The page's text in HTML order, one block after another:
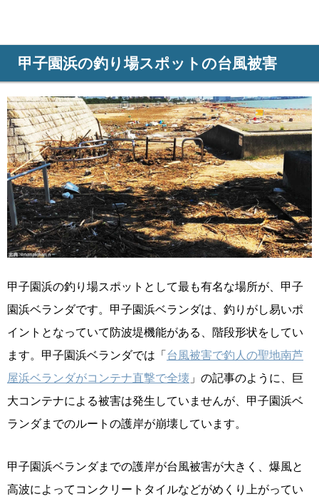
甲子園浜の釣り場スポットの台風被害
甲子園浜の釣り場スポットとして最も有名な場所が、甲子
園浜ベランダです。甲子園浜ベランダは、釣りがし易いポ
イントとなっていて防波堤機能がある、階段形状をしてい
ます。甲子園浜ベランダでは「 台風被害で釣人の聖地南芦
屋浜ベランダがコンテナ直撃で全壊 」の記事のように、巨
大コンテナによる被害は発生していませんが、甲子園浜ベ
ランダまでのルートの護岸が崩壊しています。
甲子園浜ベランダまでの護岸が台風被害が大きく、爆風と
高波によってコンクリートタイルなどがめくり上がってい